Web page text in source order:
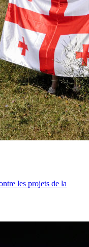
les projets de la